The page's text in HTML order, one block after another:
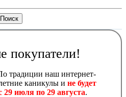
покупатели!
традиции наш интернет-
каникулы и не будет
29 июля по 29 августа.